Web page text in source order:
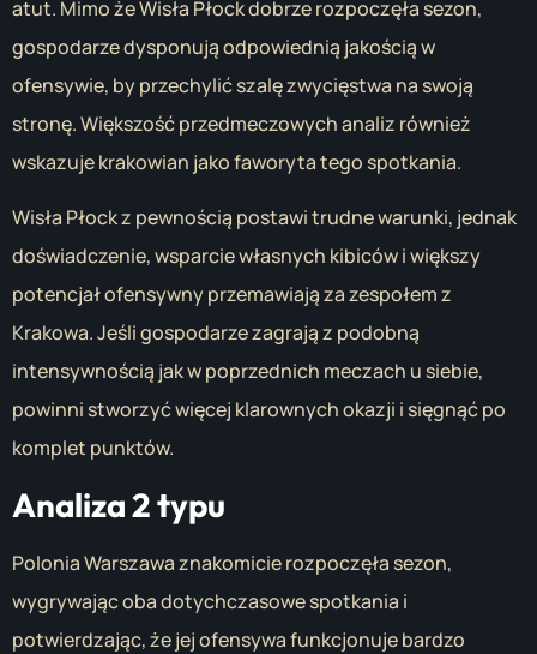
atut. Mimo że Wisła Płock dobrze rozpoczęła sezon,
gospodarze dysponują odpowiednią jakością w
ofensywie, by przechylić szalę zwycięstwa na swoją
stronę. Większość przedmeczowych analiz również
wskazuje krakowian jako faworyta tego spotkania.
Wisła Płock z pewnością postawi trudne warunki, jednak
doświadczenie, wsparcie własnych kibiców i większy
potencjał ofensywny przemawiają za zespołem z
Krakowa. Jeśli gospodarze zagrają z podobną
intensywnością jak w poprzednich meczach u siebie,
powinni stworzyć więcej klarownych okazji i sięgnąć po
komplet punktów.
Analiza 2 typu
Polonia Warszawa znakomicie rozpoczęła sezon,
wygrywając oba dotychczasowe spotkania i
potwierdzając, że jej ofensywa funkcjonuje bardzo